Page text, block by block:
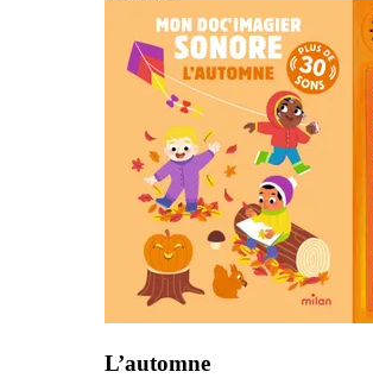
L’automne